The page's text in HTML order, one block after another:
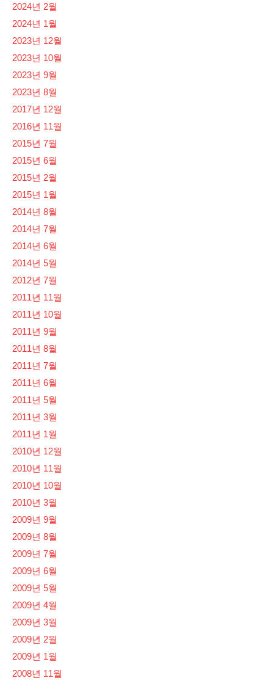
2024년 2월
2024년 1월
2023년 12월
2023년 10월
2023년 9월
2023년 8월
2017년 12월
2016년 11월
2015년 7월
2015년 6월
2015년 2월
2015년 1월
2014년 8월
2014년 7월
2014년 6월
2014년 5월
2012년 7월
2011년 11월
2011년 10월
2011년 9월
2011년 8월
2011년 7월
2011년 6월
2011년 5월
2011년 3월
2011년 1월
2010년 12월
2010년 11월
2010년 10월
2010년 3월
2009년 9월
2009년 8월
2009년 7월
2009년 6월
2009년 5월
2009년 4월
2009년 3월
2009년 2월
2009년 1월
2008년 11월